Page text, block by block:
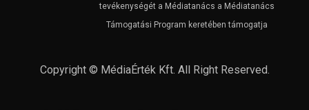
tevékenységét a Médiatanács a Médiatanács
Támogatási Program keretében támogatja
Copyright © MédiaÉrték Kft. All Right Reserved.